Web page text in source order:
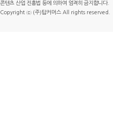
콘텐츠 산업 진흥법 등에 의하여 엄격히 금지합니다.
Copyright ⓒ (주)탑커머스 All rights reserved.